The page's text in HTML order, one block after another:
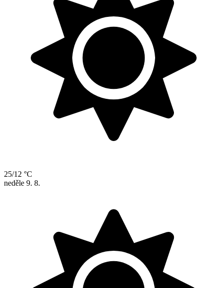
25/12 °C
neděle 9. 8.